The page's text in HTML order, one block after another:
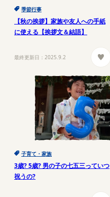
季節行事
【秋の挨拶】家族や友人への手紙
に使える【挨拶文＆結語】
最終更新日： 2025.9.2
子育て・家族
3歳? 5歳? 男の子の七五三っていつ
祝うの?